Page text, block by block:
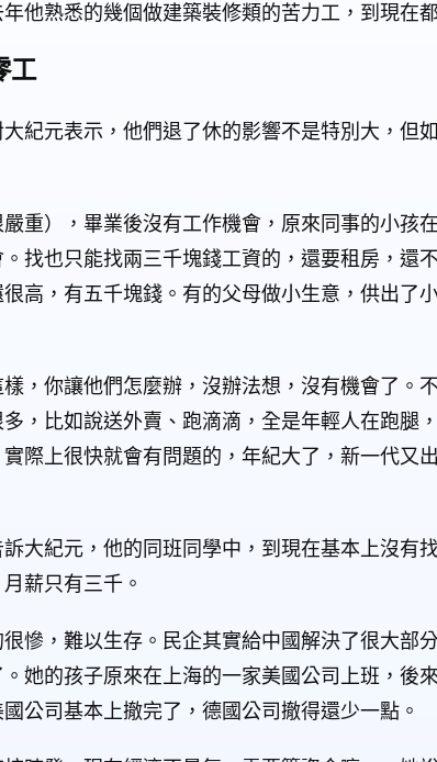
他熟悉的幾個做建築裝修類的苦力工，到現在
工
紀元表示，他們退了休的影響不是特別大，但
重），畢業後沒有工作機會，原來同事的小孩
找也只能找兩三千塊錢工資的，還要租房，還
高，有五千塊錢。有的父母做小生意，供出了
，你讓他們怎麼辦，沒辦法想，沒有機會了。
，比如說送外賣、跑滴滴，全是年輕人在跑腿
際上很快就會有問題的，年紀大了，新一代又
大紀元，他的同班同學中，到現在基本上沒有
薪只有三千。
慘，難以生存。民企其實給中國解決了很大部
她的孩子原來在上海的一家美國公司上班，後
公司基本上撤完了，德國公司撤得還少一點。